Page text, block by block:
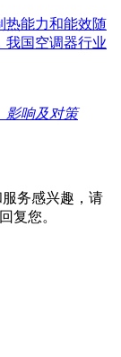
热能力和能效随
我国空调器行业
务感兴趣，请
复您。